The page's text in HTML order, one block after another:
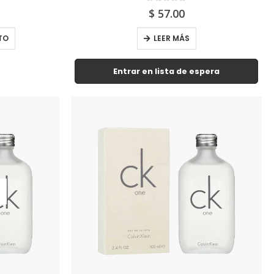
$ 57.00
LEER MÁS
Entrar en lista de espera